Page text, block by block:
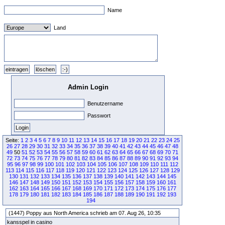
Name
Land
Admin Login
Benutzername
Passwort
Seite: 1 2 3 4 5 6 7 8 9 10 11 12 13 14 15 16 17 18 19 20 21 22 23 24 25
26 27 28 29 30 31 32 33 34 35 36 37 38 39 40 41 42 43 44 45 46 47 48
49 50 51 52 53 54 55 56 57 58 59 60 61 62 63 64 65 66 67 68 69 70 71
72 73 74 75 76 77 78 79 80 81 82 83 84 85 86 87 88 89 90 91 92 93 94
95 96 97 98 99 100 101 102 103 104 105 106 107 108 109 110 111 112
113 114 115 116 117 118 119 120 121 122 123 124 125 126 127 128 129
130 131 132 133 134 135 136 137 138 139 140 141 142 143 144 145
146 147 148 149 150 151 152 153 154 155 156 157 158 159 160 161
162 163 164 165 166 167 168 169 170 171 172 173 174 175 176 177
178 179 180 181 182 183 184 185 186 187 188 189 190 191 192 193
194
(1447) Poppy aus North America schrieb am 07. Aug 26, 10:35
kansspel in casino